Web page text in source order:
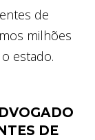
de
milhões
estado.
DE